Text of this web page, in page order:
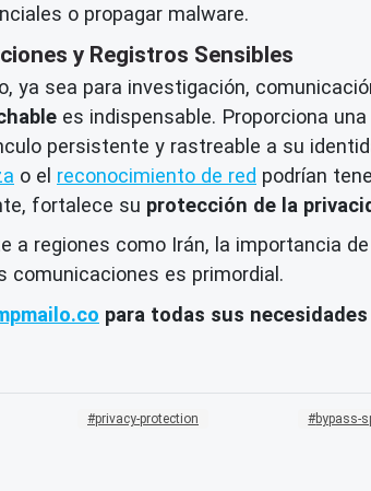
o propagar malware.
y Registros Sensibles
ya sea para investigación,
es indispensable. Proporciona
persistente y rastreable a su
o el reconocimiento de red podrían
fortalece su protección de la
a regiones como Irán, la importancia
comunicaciones es primordial.
para todas sus
privacy-protection bypass-